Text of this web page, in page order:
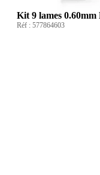
Kit 9 lames
Réf : 577864603